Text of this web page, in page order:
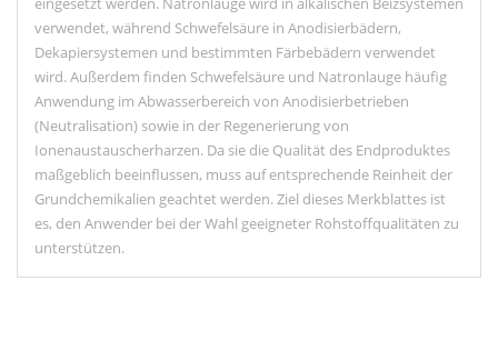
verwendet, während Schwefelsäure in Anodisierbädern,
Dekapiersystemen und bestimmten Färbebädern verwendet
wird. Außerdem finden Schwefelsäure und Natronlauge häufig
Anwendung im Abwasserbereich von Anodisierbetrieben
(Neutralisation) sowie in der Regenerierung von
Ionenaustauscherharzen. Da sie die Qualität des Endproduktes
maßgeblich beeinflussen, muss auf entsprechende Reinheit der
Grundchemikalien geachtet werden. Ziel dieses Merkblattes ist
es, den Anwender bei der Wahl geeigneter Rohstoffqualitäten zu
unterstützen.